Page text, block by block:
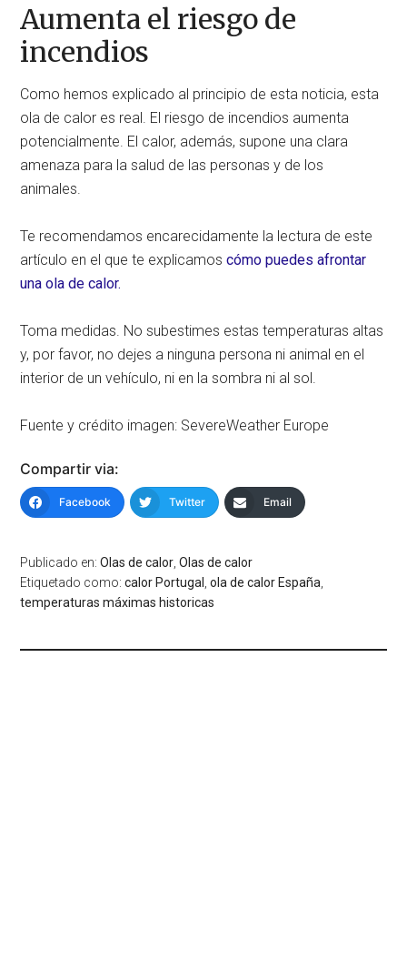
Aumenta el riesgo de
incendios
Como hemos explicado al principio de esta noticia, esta
ola de calor es real. El riesgo de incendios aumenta
potencialmente. El calor, además, supone una clara
amenaza para la salud de las personas y de los
animales.
Te recomendamos encarecidamente la lectura de este
artículo en el que te explicamoscómo puedes afrontar
una ola de calor.
Toma medidas. No subestimes estas temperaturas altas
y, por favor, no dejes a ninguna persona ni animal en el
interior de un vehículo, ni en la sombra ni al sol.
Fuente y crédito imagen: SevereWeather Europe
Compartir via:
Facebook Twitter Email
Publicado en:Olas de calor ,Olas de calor
Etiquetado como:calor Portugal ,ola de calor España
temperaturas máximas historicas